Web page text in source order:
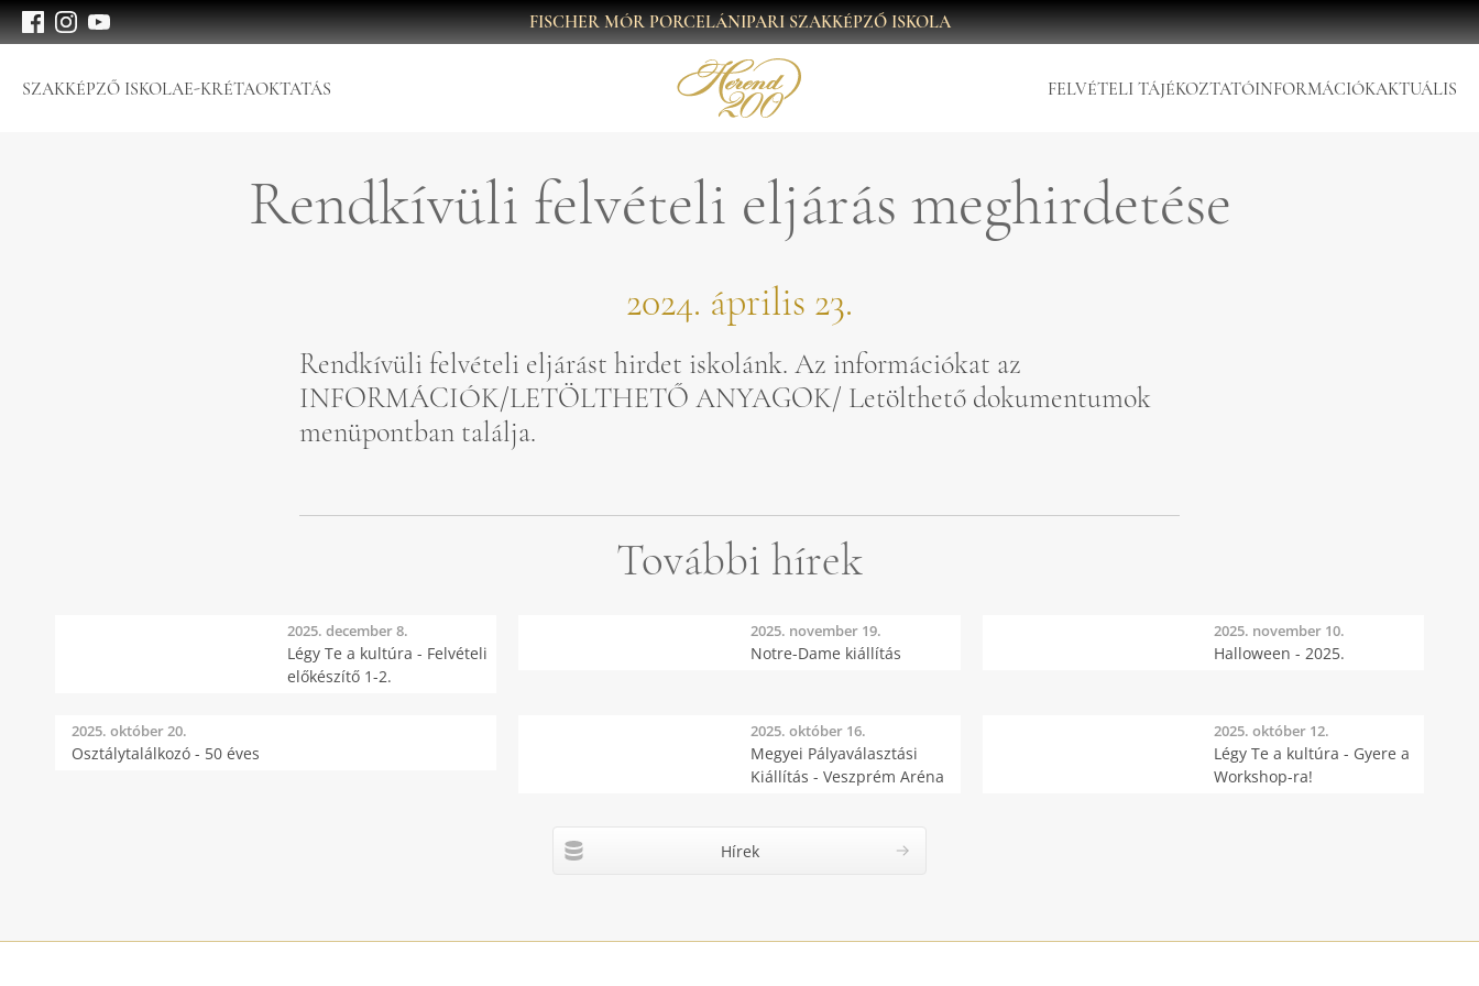
FISCHER MÓR PORCELÁNIPARI SZAKKÉPZŐ ISKOLA
SZAKKÉPZŐ ISKOLAE-KRÉTAOKTATÁS FELVÉTELI TÁJÉKOZTATÓINFORMÁCIÓKAKTUÁLIS
Rendkívüli felvételi eljárás meghirdetése
2024. április 23.
Rendkívüli felvételi eljárást hirdet iskolánk. Az információkat az
INFORMÁCIÓK/LETÖLTHETŐ ANYAGOK/ Letölthető dokumentumok
menüpontban találja.
További hírek
2025. december 8.
Légy Te a kultúra - Felvételi
előkészítő 1-2.
2025. november 19.
Notre-Dame kiállítás
2025. november 10.
Halloween - 2025.
2025. október 20.
Osztálytalálkozó - 50 éves
2025. október 16.
Megyei Pályaválasztási
Kiállítás - Veszprém Aréna
2025. október 12.
Légy Te a kultúra - Gyere a
Workshop-ra!
Hírek